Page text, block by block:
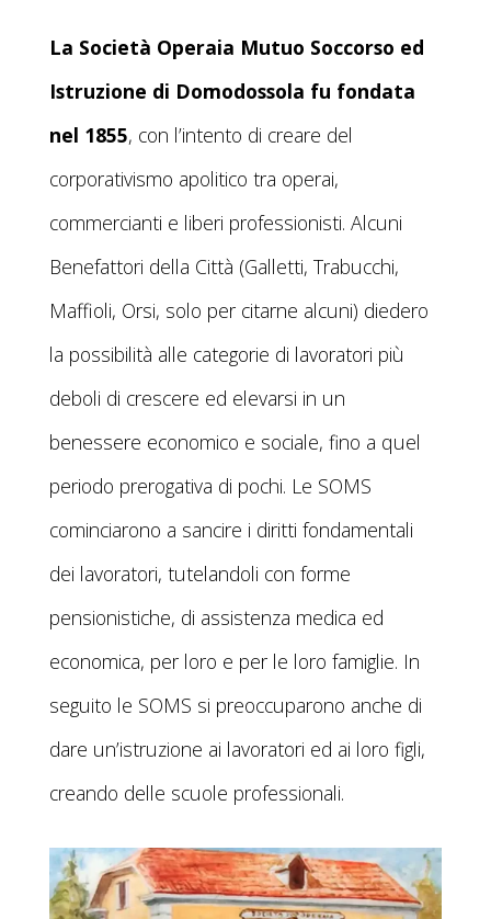
La Società Operaia Mutuo Soccorso ed
Istruzione di Domodossola fu fondata
nel 1855, con l’intento di creare del
corporativismo apolitico tra operai,
commercianti e liberi professionisti. Alcuni
Benefattori della Città (Galletti, Trabucchi,
Maffioli, Orsi, solo per citarne alcuni) diedero
la possibilità alle categorie di lavoratori più
deboli di crescere ed elevarsi in un
benessere economico e sociale, fino a quel
periodo prerogativa di pochi. Le SOMS
cominciarono a sancire i diritti fondamentali
dei lavoratori, tutelandoli con forme
pensionistiche, di assistenza medica ed
economica, per loro e per le loro famiglie. In
seguito le SOMS si preoccuparono anche di
dare un’istruzione ai lavoratori ed ai loro figli,
creando delle scuole professionali.